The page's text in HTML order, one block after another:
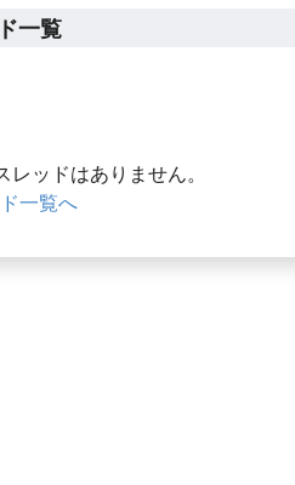
一覧
レッドはありません。
一覧へ